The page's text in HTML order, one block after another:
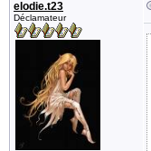
elodie.t23
Déclamateur